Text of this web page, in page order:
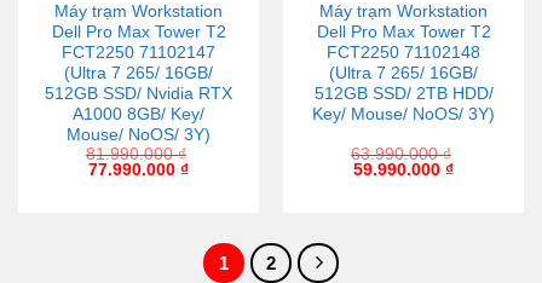
Máy trạm Workstation
Dell Pro Max Tower T2
FCT2250 71102147
(Ultra 7 265/ 16GB/
512GB SSD/ Nvidia RTX
A1000 8GB/ Key/
Mouse/ NoOS/ 3Y)
81.990.000₫
77.990.000 ₫
Máy trạm Workstation
Dell Pro Max Tower T2
FCT2250 71102148
(Ultra 7 265/ 16GB/
512GB SSD/ 2TB HDD/
Key/ Mouse/ NoOS/ 3Y)
63.990.000₫
59.990.000 ₫
1 2